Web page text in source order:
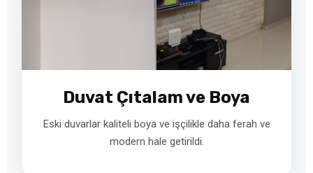
Duvat Çıtalam ve Boya
Eski duvarlar kaliteli boya ve işçilikle daha ferah ve
modern hale getirildi.